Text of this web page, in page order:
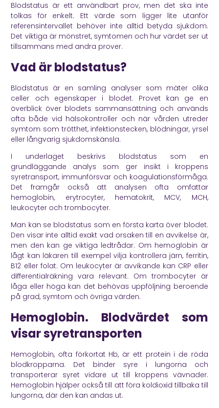
Blodstatus är ett användbart prov, men det ska inte
tolkas för enkelt. Ett värde som ligger lite utanför
referensintervallet behöver inte alltid betyda sjukdom.
Det viktiga är mönstret, symtomen och hur värdet ser ut
tillsammans med andra prover.
Vad är blodstatus?
Blodstatus är en samling analyser som mäter olika
celler och egenskaper i blodet. Provet kan ge en
överblick över blodets sammansättning och används
ofta både vid hälsokontroller och när vården utreder
symtom som trötthet, infektionstecken, blödningar, yrsel
eller långvarig sjukdomskänsla.
I underlaget beskrivs blodstatus som en
grundläggande analys som ger insikt i kroppens
syretransport, immunförsvar och koagulationsförmåga.
Det framgår också att analysen ofta omfattar
hemoglobin, erytrocyter, hematokrit, MCV, MCH,
leukocyter och trombocyter.
Man kan se blodstatus som en första karta över blodet.
Den visar inte alltid exakt vad orsaken till en avvikelse är,
men den kan ge viktiga ledtrådar. Om hemoglobin är
lågt kan läkaren till exempel vilja kontrollera järn, ferritin,
B12 eller folat. Om leukocyter är avvikande kan CRP eller
differentialräkning vara relevant. Om trombocyter är
låga eller höga kan det behövas uppföljning beroende
på grad, symtom och övriga värden.
Hemoglobin. Blodvärdet som
visar syretransporten
Hemoglobin, ofta förkortat Hb, är ett protein i de röda
blodkropparna. Det binder syre i lungorna och
transporterar syret vidare ut till kroppens vävnader.
Hemoglobin hjälper också till att föra koldioxid tillbaka till
lungorna, där den kan andas ut.